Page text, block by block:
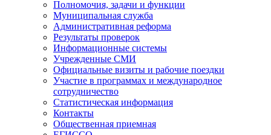
Полномочия, задачи и функции
Муниципальная служба
Административная реформа
Результаты проверок
Информационные системы
Учрежденные СМИ
Официальные визиты и рабочие поездки
Участие в программах и международное
сотрудничество
Статистическая информация
Контакты
Общественная приемная